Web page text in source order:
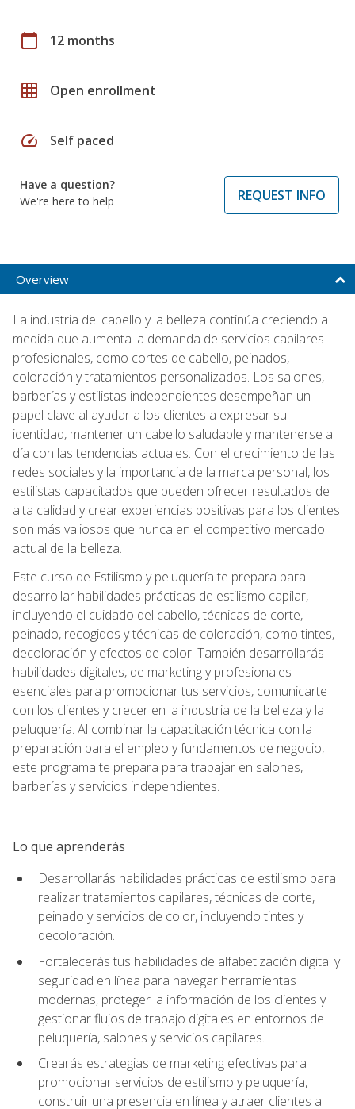
calendar_today 12 months
grid_on Open enrollment
speed Self paced
Have a question?
We're here to help
REQUEST INFO
Overview
La industria del cabello y la belleza continúa creciendo a
medida que aumenta la demanda de servicios capilares
profesionales, como cortes de cabello, peinados,
coloración y tratamientos personalizados. Los salones,
barberías y estilistas independientes desempeñan un
papel clave al ayudar a los clientes a expresar su
identidad, mantener un cabello saludable y mantenerse al
día con las tendencias actuales. Con el crecimiento de las
redes sociales y la importancia de la marca personal, los
estilistas capacitados que pueden ofrecer resultados de
alta calidad y crear experiencias positivas para los clientes
son más valiosos que nunca en el competitivo mercado
actual de la belleza.
Este curso de Estilismo y peluquería te prepara para
desarrollar habilidades prácticas de estilismo capilar,
incluyendo el cuidado del cabello, técnicas de corte,
peinado, recogidos y técnicas de coloración, como tintes,
decoloración y efectos de color. También desarrollarás
habilidades digitales, de marketing y profesionales
esenciales para promocionar tus servicios, comunicarte
con los clientes y crecer en la industria de la belleza y la
peluquería. Al combinar la capacitación técnica con la
preparación para el empleo y fundamentos de negocio,
este programa te prepara para trabajar en salones,
barberías y servicios independientes.
Lo que aprenderás
Desarrollarás habilidades prácticas de estilismo para
realizar tratamientos capilares, técnicas de corte,
peinado y servicios de color, incluyendo tintes y
decoloración.
Fortalecerás tus habilidades de alfabetización digital y
seguridad en línea para navegar herramientas
modernas, proteger la información de los clientes y
gestionar flujos de trabajo digitales en entornos de
peluquería, salones y servicios capilares.
Crearás estrategias de marketing efectivas para
promocionar servicios de estilismo y peluquería,
construir una presencia en línea y atraer clientes a